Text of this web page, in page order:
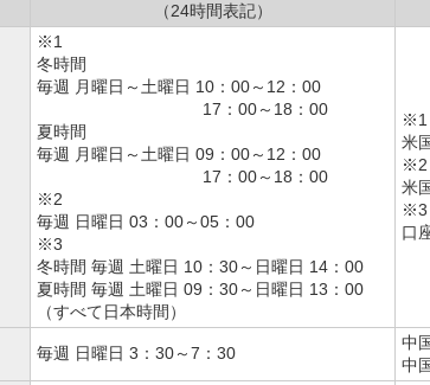
（24時間表記）
※1
冬時間
毎週 月曜日～土曜日 10：00～12：00
17：00～18：00
夏時間
毎週 月曜日～土曜日 09：00～12：00
17：00～18：00
※2
毎週 日曜日 03：00～05：00
※3
冬時間 毎週 土曜日 10：30～日曜日 14：00
夏時間 毎週 土曜日 09：30～日曜日 13：00
（すべて日本時間）
※1
米
※2
米
※3
口
毎週 日曜日 3：30～7：30
中
中